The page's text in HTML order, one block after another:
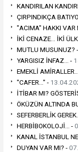
KANDIRILAN
ÇIRPINDIKÇA
"ACIMA" HAKKI VAR
İKİ CENAZE... İKİ
MUTLU MUSUNUZ? -
YARGISIZ İNFAZ... -
EMEKLİ
"CAFER..." -
İTİBAR MI?
ÖKÜZÜN ALTINDA
SEFERBERLİK
HERBİBOKOLOJİ... -
KANAL İSTANBUL
DUYAN VAR MI? -